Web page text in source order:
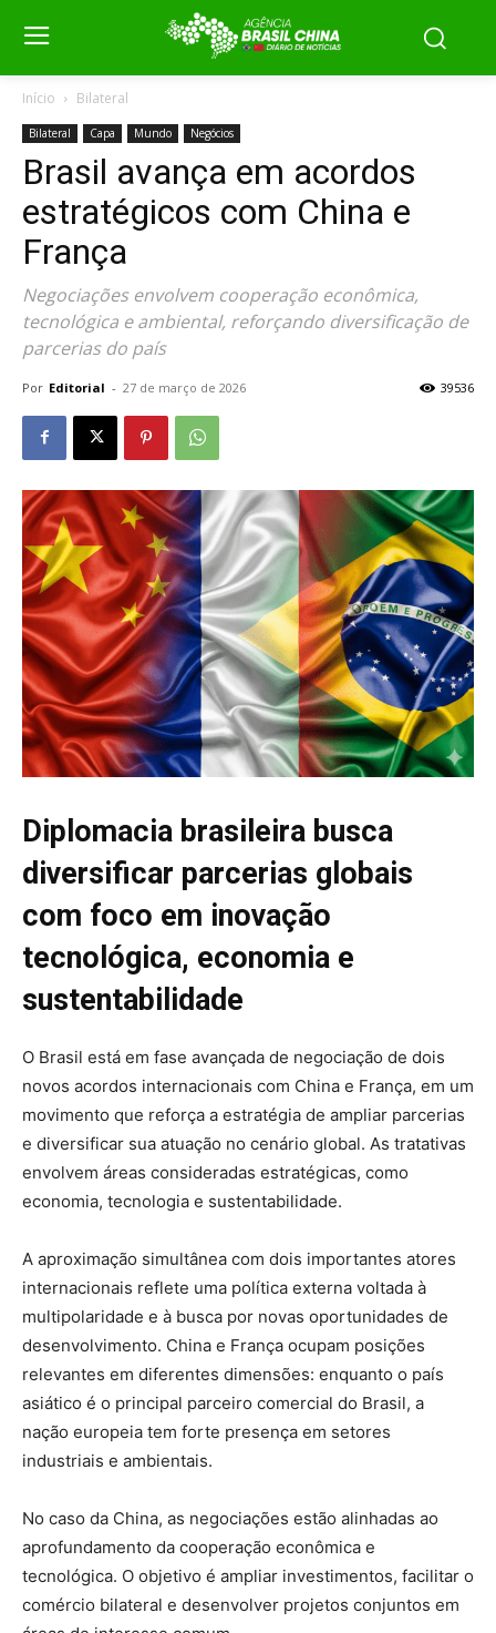
Início Bilateral
Bilateral Capa Mundo Negócios
Brasil avança em acordos
estratégicos com China e
França
Negociações envolvem cooperação econômica,
tecnológica e ambiental, reforçando diversificação de
parcerias do país
Por Editorial - 27 de março de 2026 39536
Diplomacia brasileira busca
diversificar parcerias globais
com foco em inovação
tecnológica, economia e
sustentabilidade
O Brasil está em fase avançada de negociação de dois
novos acordos internacionais com China e França, em um
movimento que reforça a estratégia de ampliar parcerias
e diversificar sua atuação no cenário global. As tratativas
envolvem áreas consideradas estratégicas, como
economia, tecnologia e sustentabilidade.
A aproximação simultânea com dois importantes atores
internacionais reflete uma política externa voltada à
multipolaridade e à busca por novas oportunidades de
desenvolvimento. China e França ocupam posições
relevantes em diferentes dimensões: enquanto o país
asiático é o principal parceiro comercial do Brasil, a
nação europeia tem forte presença em setores
industriais e ambientais.
No caso da China, as negociações estão alinhadas ao
aprofundamento da cooperação econômica e
tecnológica. O objetivo é ampliar investimentos, facilitar o
comércio bilateral e desenvolver projetos conjuntos em